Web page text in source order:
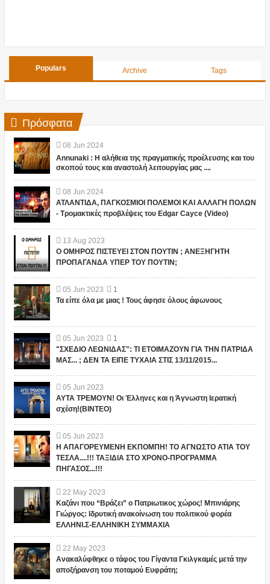
Populars Archive Tags
Πρόσφατα
08 Jun 2024
Annunaki : Η αλήθεια της πραγματικής προέλευσης και του
σκοπού τους και αναστολή λειτουργίας μας ....
08 Jun 2024
ΑΤΛΑΝΤΙΔΑ, ΠΑΓΚΟΣΜΙΟΙ ΠΟΛΕΜΟΙ ΚΑΙ ΑΛΛΑΓΗ ΠΟΛΩΝ
- Τρομακτικές προβλέψεις του Edgar Cayce (Video)
13 Aug 2023
Ο ΟΜΗΡΟΣ ΠΙΣΤΕΥΕΙ ΣΤΟΝ ΠΟΥΤΙΝ ; ΑΝΕΞΗΓΗΤΗ
ΠΡΟΠΑΓΑΝΔΑ ΥΠΕΡ ΤΟΥ ΠΟΥΤΙΝ;
05 Jun 2023
1
Τα είπε όλα με μιας ! Τους άφησε όλους άφωνους
05 Jun 2023
1
"ΣΧΕΔΙΟ ΛΕΩΝΙΔΑΣ": ΤΙ ΕΤΟΙΜΑΖΟΥΝ ΓΙΑ ΤΗΝ ΠΑΤΡΙΔΑ
ΜΑΣ... ; ΔΕΝ ΤΑ ΕΙΠΕ ΤΥΧΑΙΑ ΣΤΙΣ 13/11/2015...
05 Jun 2023
ΑΥΤΑ ΤΡΕΜΟΥΝ! Οι Έλληνες και η Άγνωστη Ιερατική
σχέση!(ΒΙΝΤΕΟ)
05 Jun 2023
Η ΑΠΑΓΟΡΕΥΜΕΝΗ ΕΚΠΟΜΠΗ! ΤΟ ΑΓΝΩΣΤΟ ΑΤΙΑ ΤΟΥ
ΤΕΣΛΑ....!!! ΤΑΞΙΔΙΑ ΣΤΟ ΧΡΟΝΟ-ΠΡΟΓΡΑΜΜΑ
ΠΗΓΑΣΟΣ...!!!
22 May 2023
Καζάνι που “Βράζει” ο Πατριωτικος χώρος! Μπινιάρης
Γιώργος: Ιδρυτική ανακοίνωση του πολιτικού φορέα
ΕΛΛΗΝΙ.Σ-ΕΛΛΗΝΙΚΗ ΣΥΜΜΑΧΙΑ
22 May 2023
Ανακαλύφθηκε ο τάφος του Γίγαντα Γκιλγκαμές μετά την
αποξήρανση του ποταμού Ευφράτη;